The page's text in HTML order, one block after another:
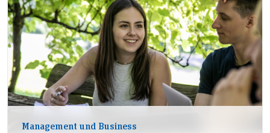
Management und Business